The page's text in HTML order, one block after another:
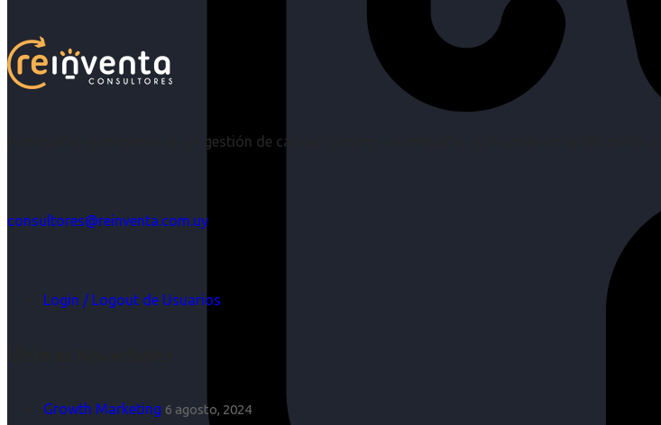
Acompañar a empresas en su gestión de capital humano y acompañar a personas en la búsqueda
consultores@reinventa.com.uy
Login / Logout de Usuarios
Growth Marketing 6 agosto, 2024